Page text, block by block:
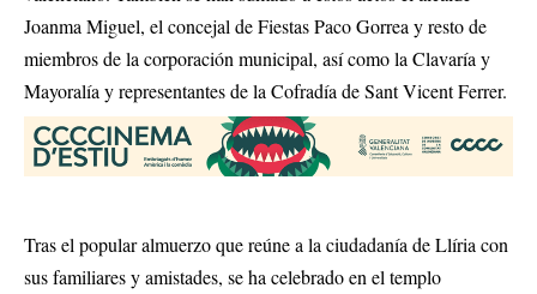
Joanma Miguel, el concejal de Fiestas Paco Gorrea y resto de
miembros de la corporación municipal, así como la Clavaría y
Mayoralía y representantes de la Cofradía de Sant Vicent Ferrer.
Tras el popular almuerzo que reúne a la ciudadanía de Llíria con
sus familiares y amistades, se ha celebrado en el templo